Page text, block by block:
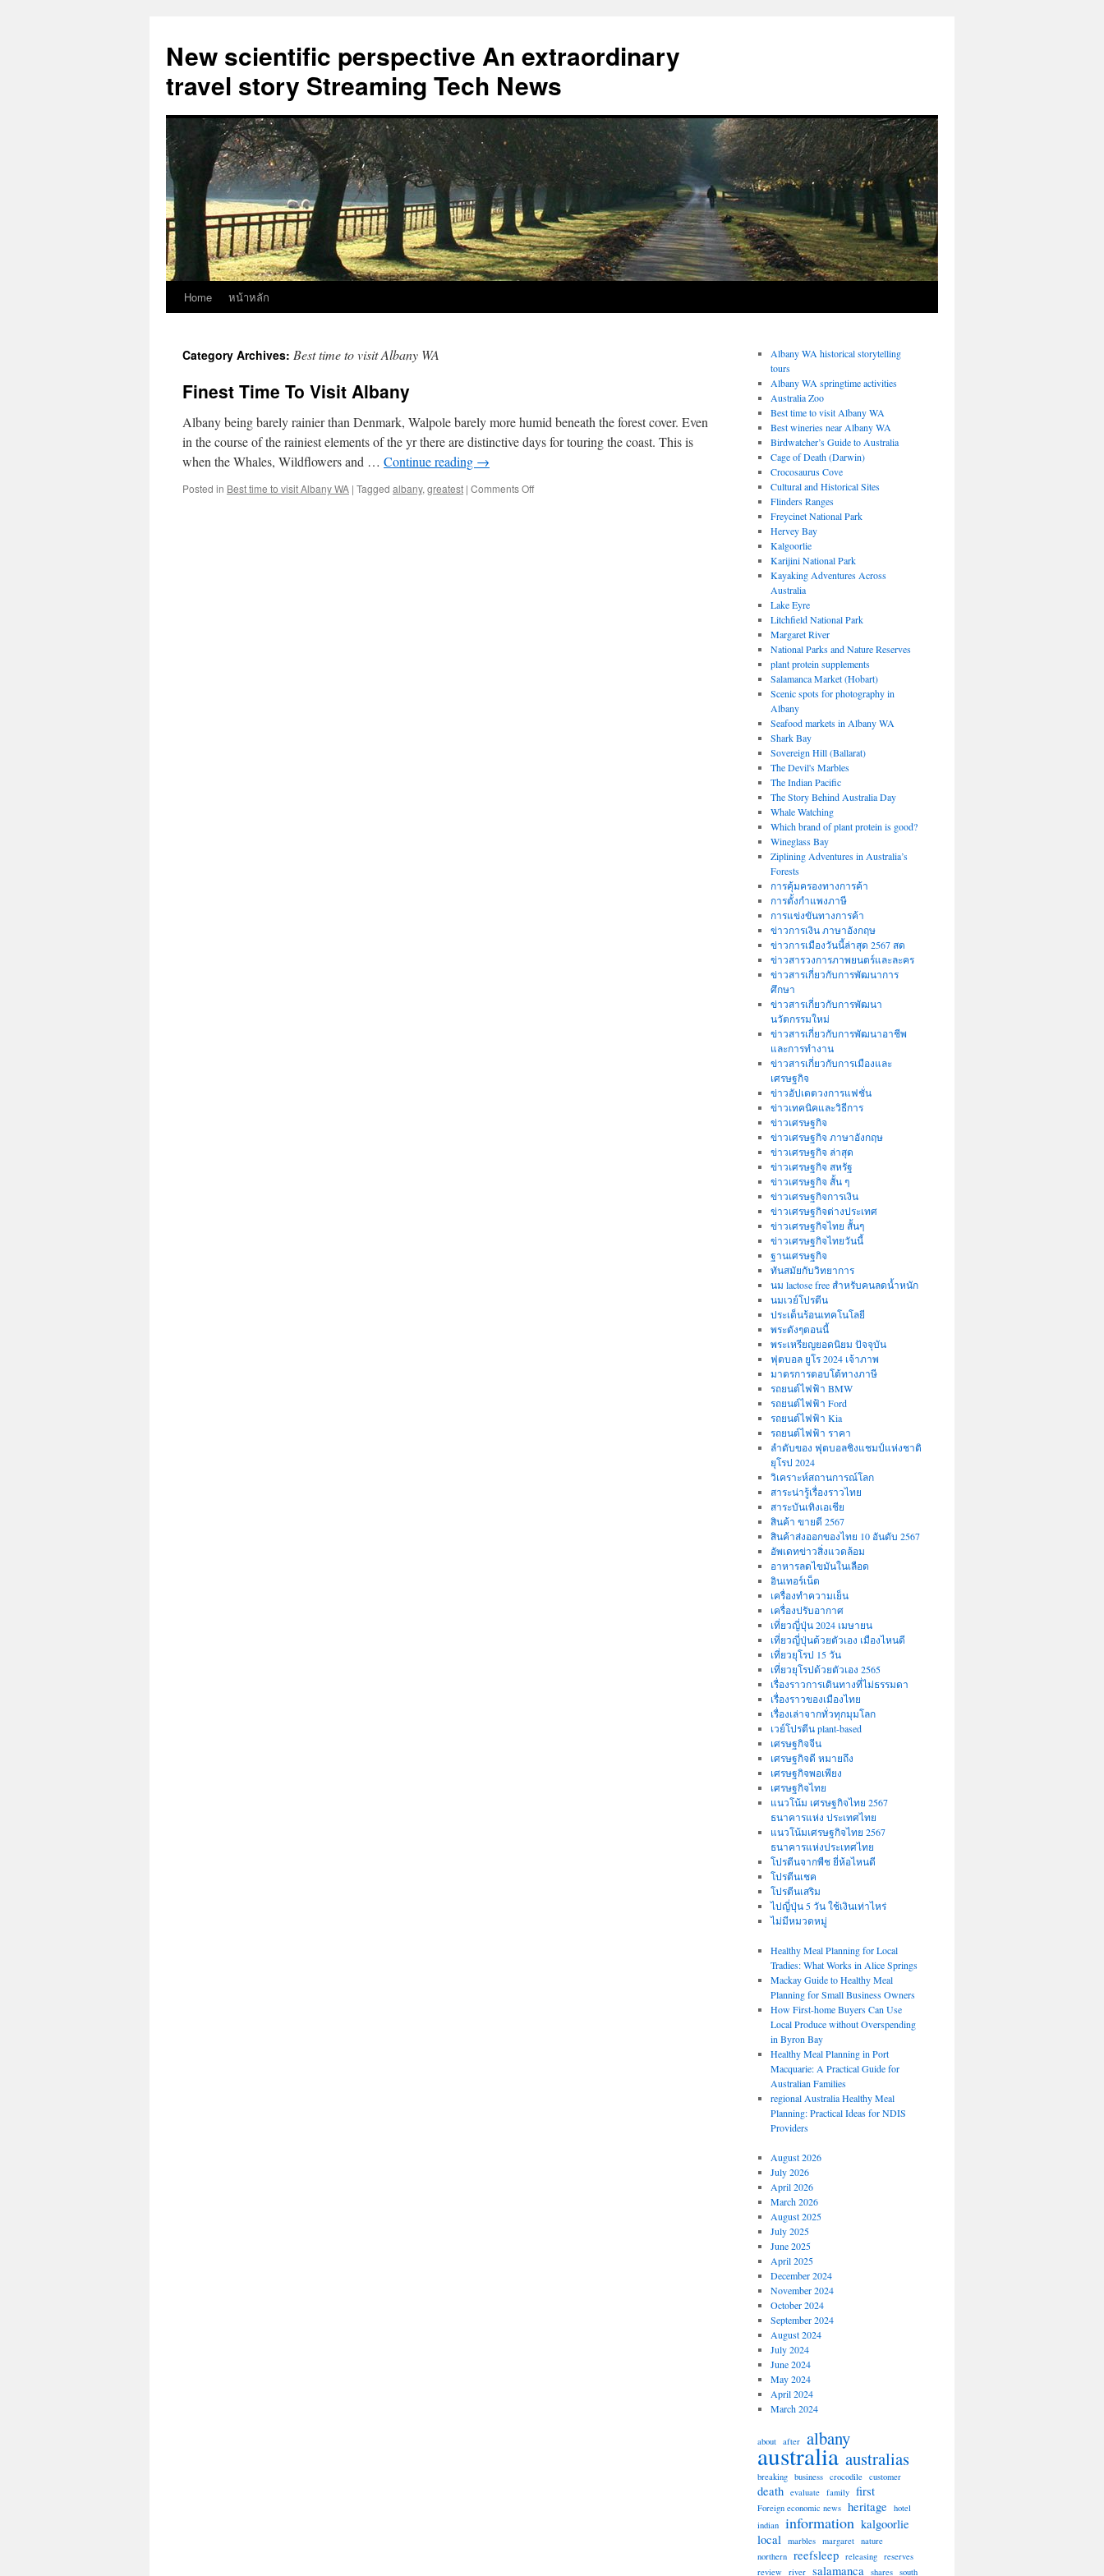
New scientific perspective An extraordinary
travel story Streaming Tech News
Skip
content
Home หน้าหลัก
Category Archives: Best time to visit Albany WA
Finest Time To Visit Albany
Albany being barely rainier than Denmark, Walpole barely more humid beneath the forest cover. Even
in the course of the rainiest elements of the yr there are distinctive days for touring the coast. This is
when the Whales, Wildflowers and … Continue reading →
Posted in Best time to visit Albany WA | Tagged albany, greatest | Comments Offon
Albany WA historical storytelling
tours
Albany WA springtime activities
Australia Zoo
Best time to visit Albany WA
Best wineries near Albany WA
Birdwatcher’s Guide to Australia
Cage of Death (Darwin)
Crocosaurus Cove
Cultural and Historical Sites
Flinders Ranges
Freycinet National Park
Hervey Bay
Kalgoorlie
Karijini National Park
Kayaking Adventures Across
Australia
Lake Eyre
Litchfield National Park
Margaret River
National Parks and Nature Reserves
plant protein supplements
Salamanca Market (Hobart)
Scenic spots for photography in
Albany
Seafood markets in Albany WA
Shark Bay
Sovereign Hill (Ballarat)
The Devil's Marbles
The Indian Pacific
The Story Behind Australia Day
Whale Watching
Which brand of plant protein is good?
Wineglass Bay
Ziplining Adventures in Australia’s
Forests
การคุ้มครองทางการค้า
การตั้งกำแพงภาษี
การแข่งขันทางการค้า
ข่าวการเงิน ภาษาอังกฤษ
ข่าวการเมืองวันนี้ล่าสุด 2567 สด
ข่าวสารวงการภาพยนตร์และละคร
ข่าวสารเกี่ยวกับการพัฒนาการ
ศึกษา
ข่าวสารเกี่ยวกับการพัฒนา
นวัตกรรมใหม่
ข่าวสารเกี่ยวกับการพัฒนาอาชีพ
และการทำงาน
ข่าวสารเกี่ยวกับการเมืองและ
เศรษฐกิจ
ข่าวอัปเดตวงการแฟชั่น
ข่าวเทคนิคและวิธีการ
ข่าวเศรษฐกิจ
ข่าวเศรษฐกิจ ภาษาอังกฤษ
ข่าวเศรษฐกิจ ล่าสุด
ข่าวเศรษฐกิจ สหรัฐ
ข่าวเศรษฐกิจ สั้น ๆ
ข่าวเศรษฐกิจการเงิน
ข่าวเศรษฐกิจต่างประเทศ
ข่าวเศรษฐกิจไทย สั้นๆ
ข่าวเศรษฐกิจไทยวันนี้
ฐานเศรษฐกิจ
ทันสมัยกับวิทยาการ
นม lactose free สำหรับคนลดน้ำหนัก
นมเวย์โปรตีน
ประเด็นร้อนเทคโนโลยี
พระดังๆตอนนี้
พระเหรียญยอดนิยม ปัจจุบัน
ฟุตบอล ยูโร 2024 เจ้าภาพ
มาตรการตอบโต้ทางภาษี
รถยนต์ไฟฟ้า BMW
รถยนต์ไฟฟ้า Ford
รถยนต์ไฟฟ้า Kia
รถยนต์ไฟฟ้า ราคา
ลำดับของ ฟุตบอลชิงแชมป์แห่งชาติ
ยุโรป 2024
วิเคราะห์สถานการณ์โลก
สาระน่ารู้เรื่องราวไทย
สาระบันเทิงเอเชีย
สินค้า ขายดี 2567
สินค้าส่งออกของไทย 10 อันดับ 2567
อัพเดทข่าวสิ่งแวดล้อม
อาหารลดไขมันในเลือด
อินเทอร์เน็ต
เครื่องทำความเย็น
เครื่องปรับอากาศ
เที่ยวญี่ปุ่น 2024 เมษายน
เที่ยวญี่ปุ่นด้วยตัวเอง เมืองไหนดี
เที่ยวยุโรป 15 วัน
เที่ยวยุโรปด้วยตัวเอง 2565
เรื่องราวการเดินทางที่ไม่ธรรมดา
เรื่องราวของเมืองไทย
เรื่องเล่าจากทั่วทุกมุมโลก
เวย์โปรตีน plant-based
เศรษฐกิจจีน
เศรษฐกิจดี หมายถึง
เศรษฐกิจพอเพียง
เศรษฐกิจไทย
แนวโน้ม เศรษฐกิจไทย 2567
ธนาคารแห่ง ประเทศไทย
แนวโน้มเศรษฐกิจไทย 2567
ธนาคารแห่งประเทศไทย
โปรตีนจากพืช ยี่ห้อไหนดี
โปรตีนเชค
โปรตีนเสริม
ไปญี่ปุ่น 5 วัน ใช้เงินเท่าไหร่
ไม่มีหมวดหมู่
Healthy Meal Planning for Local
Tradies: What Works in Alice Springs
Mackay Guide to Healthy Meal
Planning for Small Business Owners
How First-home Buyers Can Use
Local Produce without Overspending
in Byron Bay
Healthy Meal Planning in Port
Macquarie: A Practical Guide for
Australian Families
regional Australia Healthy Meal
Planning: Practical Ideas for NDIS
Providers
August 2026
July 2026
April 2026
March 2026
August 2025
July 2025
June 2025
April 2025
December 2024
November 2024
October 2024
September 2024
August 2024
July 2024
June 2024
May 2024
April 2024
March 2024
about after albany
australia australias
breaking business crocodile customer
death evaluate family first
Foreign economic news heritage
hotel
indian information kalgoorlie
local marbles margaret nature
northern reefsleep releasing reserves
review river salamanca shares south